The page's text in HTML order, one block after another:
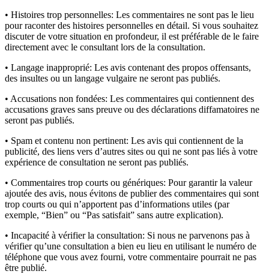
• Histoires trop personnelles: Les commentaires ne sont pas le lieu
pour raconter des histoires personnelles en détail. Si vous souhaitez
discuter de votre situation en profondeur, il est préférable de le faire
directement avec le consultant lors de la consultation.
• Langage inapproprié: Les avis contenant des propos offensants,
des insultes ou un langage vulgaire ne seront pas publiés.
• Accusations non fondées: Les commentaires qui contiennent des
accusations graves sans preuve ou des déclarations diffamatoires ne
seront pas publiés.
• Spam et contenu non pertinent: Les avis qui contiennent de la
publicité, des liens vers d’autres sites ou qui ne sont pas liés à votre
expérience de consultation ne seront pas publiés.
• Commentaires trop courts ou génériques: Pour garantir la valeur
ajoutée des avis, nous évitons de publier des commentaires qui sont
trop courts ou qui n’apportent pas d’informations utiles (par
exemple, “Bien” ou “Pas satisfait” sans autre explication).
• Incapacité à vérifier la consultation: Si nous ne parvenons pas à
vérifier qu’une consultation a bien eu lieu en utilisant le numéro de
téléphone que vous avez fourni, votre commentaire pourrait ne pas
être publié.